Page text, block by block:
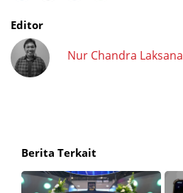
Editor
Nur Chandra Laksana
Berita Terkait